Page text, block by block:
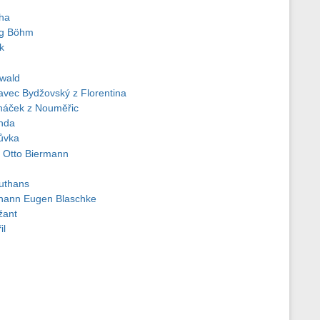
Böhm
Bydžovský z Florentina
z Nouměřic
Biermann
Eugen Blaschke